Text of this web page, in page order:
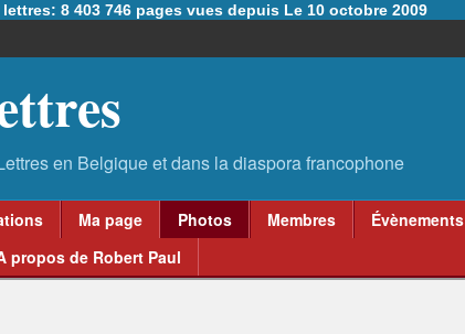
8 403 746 pages vues depuis Le 10 octobre 2009
Ma page Photos Membres Évènements
propos de Robert Paul